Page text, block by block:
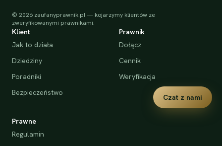
© 2026 zaufanyprawnik.pl — kojarzymy klientów ze
zweryfikowanymi prawnikami.
Klient
Jak to działa
Dziedziny
Poradniki
Bezpieczeństwo
Prawnik
Dołącz
Cennik
Weryfikacja
Prawne
Regulamin
Czat z nami